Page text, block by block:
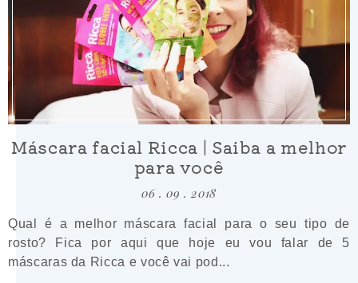
Máscara facial Ricca | Saiba a melhor
para você
06 . 09 . 2018
Qual é a melhor máscara facial para o seu tipo de
rosto? Fica por aqui que hoje eu vou falar de 5
máscaras da Ricca e você vai pod...